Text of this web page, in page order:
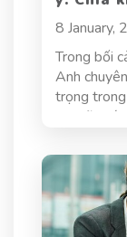
học
8 January,
Trong bối
Anh
trọng
tin giữa
yêu cầu
chuyển
phạm vi
khác